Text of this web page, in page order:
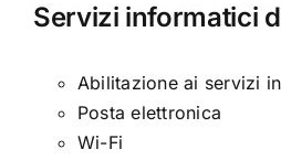
Servizi informatici
Abilitazione ai servizi
Posta elettronica
Wi-Fi